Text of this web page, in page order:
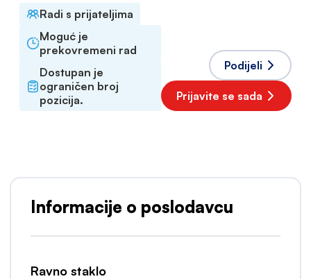
Radi s prijateljima
Moguć je
prekovremeni rad
Dostupan je
ograničen broj
pozicija.
Podijeli
Prijavite se sada
Informacije o poslodavcu
Ravno staklo